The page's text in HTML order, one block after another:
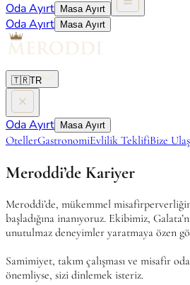
Oda Ayırt Masa Ayırt
Oda Ayırt Masa Ayırt
🇹🇷TR
Oda Ayırt Masa Ayırt
OtellerGastronomiEvlilik TeklifiBize
Meroddi’de Kariyer
Meroddi’de, mükemmel
başladığına inanıyoruz. Ekibimiz,
unutulmaz deneyimler yaratmaya özen
Samimiyet, takım çalışması ve misafir
önemliyse, sizi dinlemek isteriz.